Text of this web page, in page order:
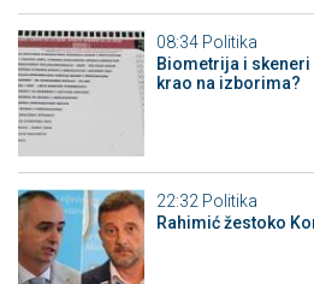
08:34 Politika
Biometrija i
krao na izborima?
22:32 Politika
Rahimić žestoko